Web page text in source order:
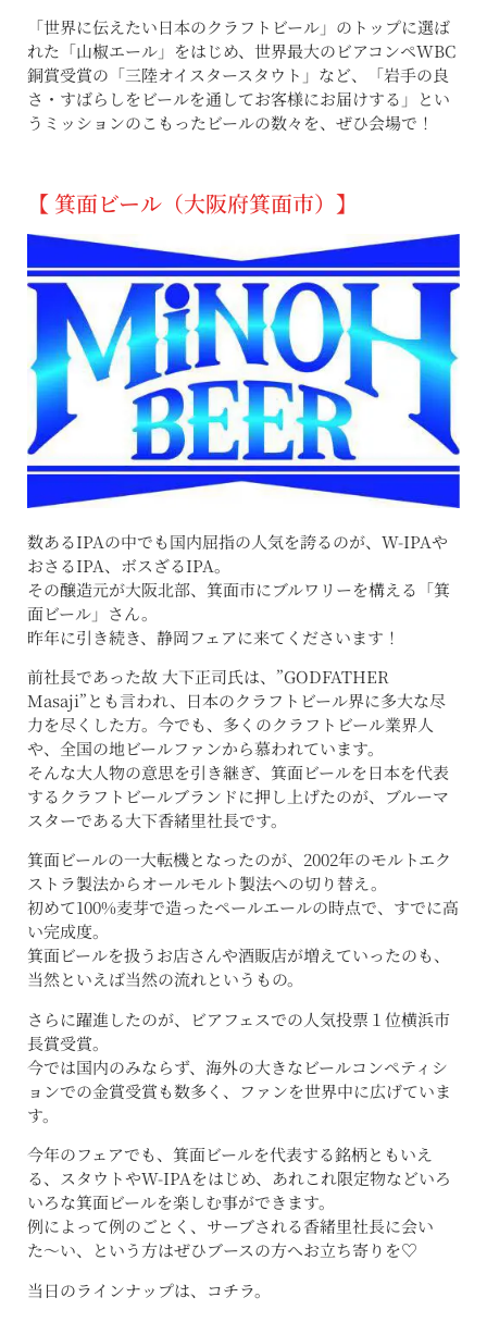
「世界に伝えたい日本のクラフトビール」のトップに選ば
れた「山椒エール」をはじめ、世界最大のビアコンペWBC
銅賞受賞の「三陸オイスタースタウト」など、「岩手の良
さ・すばらしをビールを通してお客様にお届けする」とい
うミッションのこもったビールの数々を、ぜひ会場で！
【 箕面ビール（大阪府箕面市）】
数あるIPAの中でも国内屈指の人気を誇るのが、W-IPAや
おさるIPA、ボスざるIPA。
その醸造元が大阪北部、箕面市にブルワリーを構える「箕
面ビール」さん。
昨年に引き続き、静岡フェアに来てくださいます！
前社長であった故 大下正司氏は、”GODFATHER
Masaji”とも言われ、日本のクラフトビール界に多大な尽
力を尽くした方。今でも、多くのクラフトビール業界人
や、全国の地ビールファンから慕われています。
そんな大人物の意思を引き継ぎ、箕面ビールを日本を代表
するクラフトビールブランドに押し上げたのが、ブルーマ
スターである大下香緒里社長です。
箕面ビールの一大転機となったのが、2002年のモルトエク
ストラ製法からオールモルト製法への切り替え。
初めて100%麦芽で造ったペールエールの時点で、すでに高
い完成度。
箕面ビールを扱うお店さんや酒販店が増えていったのも、
当然といえば当然の流れというもの。
さらに躍進したのが、ビアフェスでの人気投票１位横浜市
長賞受賞。
今では国内のみならず、海外の大きなビールコンペティシ
ョンでの金賞受賞も数多く、ファンを世界中に広げていま
す。
今年のフェアでも、箕面ビールを代表する銘柄ともいえ
る、スタウトやW-IPAをはじめ、あれこれ限定物などいろ
いろな箕面ビールを楽しむ事ができます。
例によって例のごとく、サーブされる香緒里社長に会い
た〜い、という方はぜひブースの方へお立ち寄りを♡
当日のラインナップは、コチラ。